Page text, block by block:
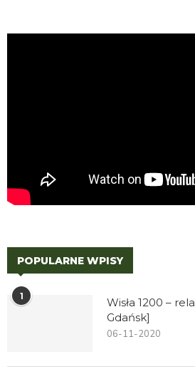
POPULARNE WPISY
1
Wisła 1200 –
Gdańsk]
06-11-2020